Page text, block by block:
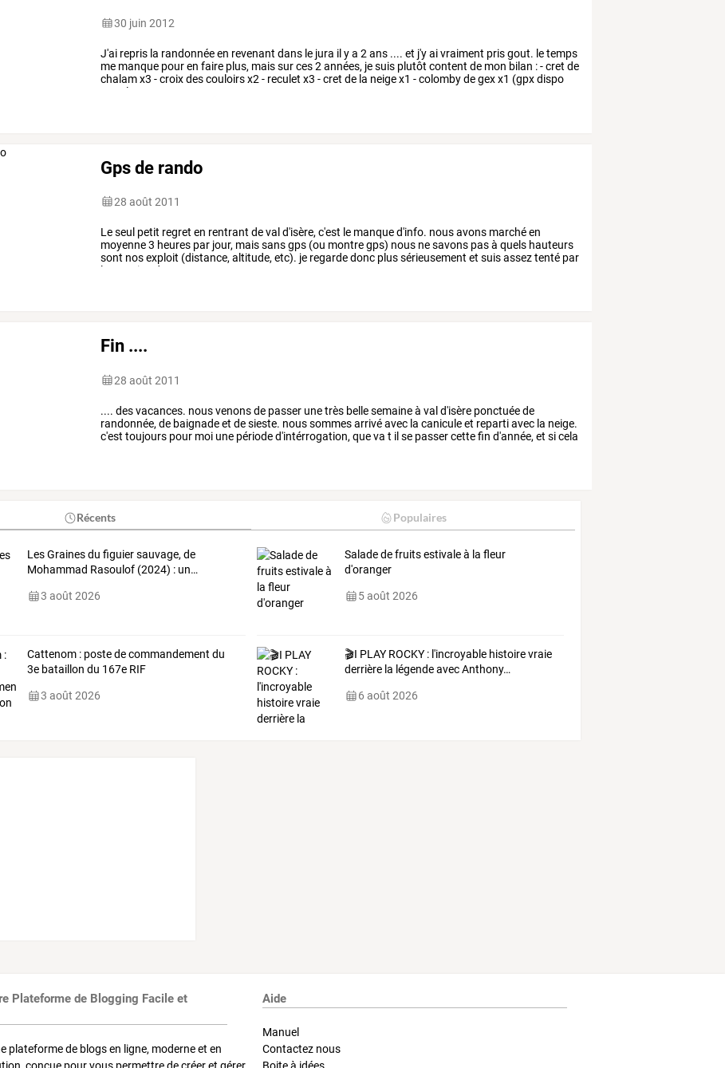
30 juin 2012
J'ai repris la randonnéeen revenant dans le jura il ya 2 ans .... et j'yaivraiment prisgout. letemps
me manque pouren faire plus, maissurces2 années, jesuis plutôt content de mon bilan :-cret de
chalamx3 -croixdescouloirsx2 - reculet x3 -cret de la neigex1 -colombydegexx1 (gpxdispo
les
Gps de rando
28 août 2011
Leseul petit regret en rentrant deval d'isère, c'est le manqued'info. nousavons marchéen
moyenne3 heures par jour, maissansgps (ou montregps) nous nesavons pasà quels hauteurs
sont nosexploit (distance, altitude, etc). je regardedonc plussérieusement et suisasseztenté par
le
sportiva de
Fin ....
28 août 2011
.... desvacances. nousvenonsde passer unetrès bellesemaineà vald'isère ponctuéede
randonnée, de baignadeet desieste. noussommesarrivéavec la caniculeet repartiavec la neige.
c'est toujours pour moi une périoded'intérrogation, queva t ilse passercettefin d'année, et sicela
Récents Populaires
LesGrainesdu figuiersauvage,de
Mohammad Rasoulof(2024) :un…
3 août 2026
Salade de fruits estivale à la fleur
d'oranger
5 août 2026
Cattenom : poste de commandement du
3e bataillon du 167e RIF
3 août 2026
🎬I PLAY ROCKY : l'incroyable histoirevraie
derrière la légendeavecAnthony…
6 août 2026
Plateforme de Blogging Facile et
plateforme de blogs en ligne, moderne et en
Aide
Manuel
Contactez nous